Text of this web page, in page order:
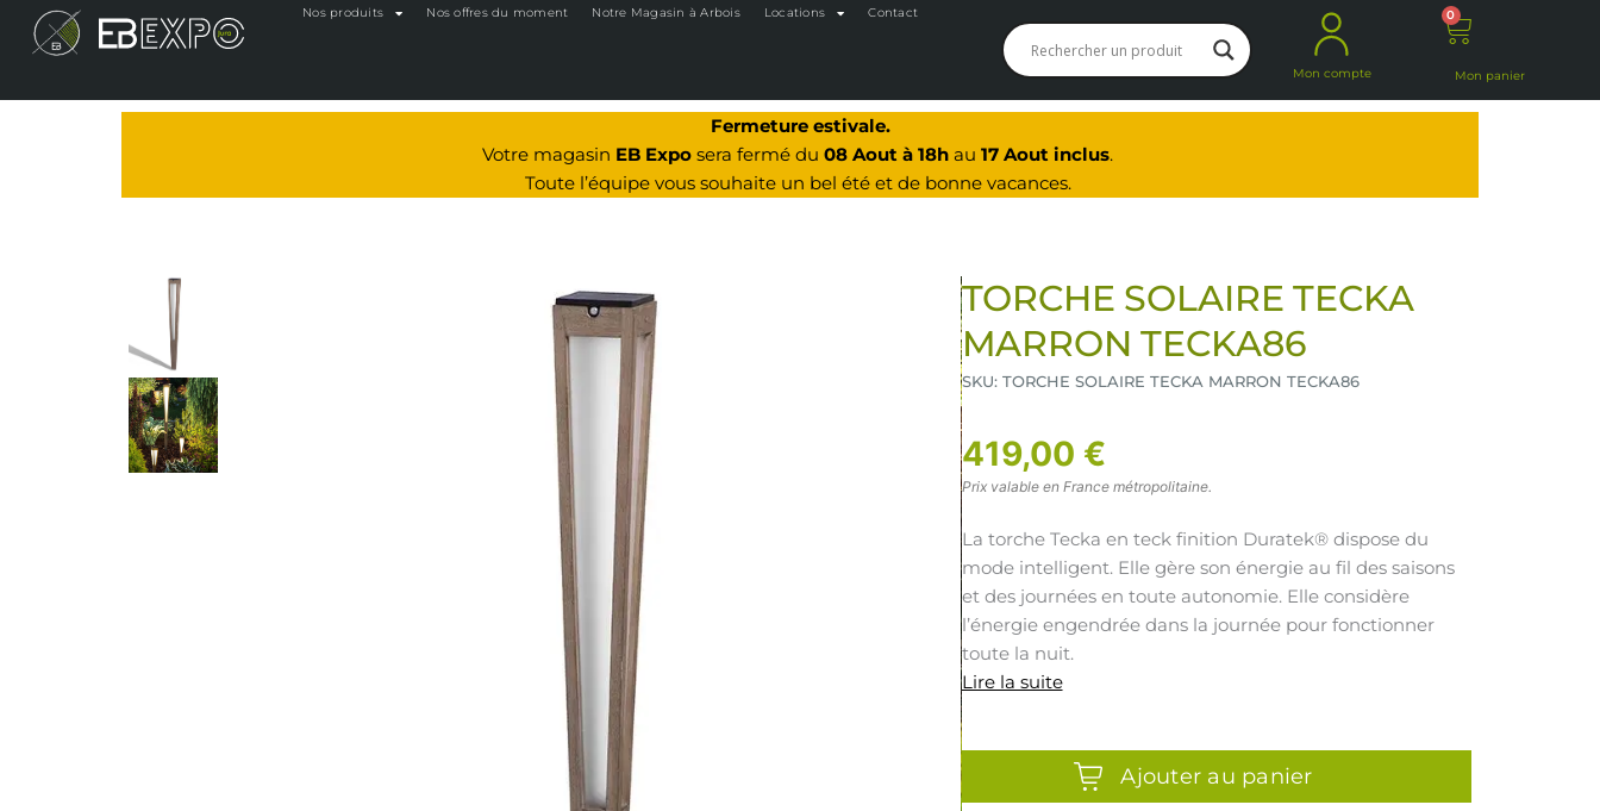
Nos produits Nos offres du moment Notre Magasin à Arbois Locations Contact
Mon compte
0
Panier
Mon panier
Fermeture estivale.
Votre magasin EB Expo sera fermé du 08 Aout à 18h au 17 Aout inclus.
Toute l’équipe vous souhaite un bel été et de bonne vacances.
TORCHE SOLAIRE TECKA
MARRON TECKA86
SKU: TORCHE SOLAIRE TECKA MARRON TECKA86
419,00 €
Prix valable en France métropolitaine.
La torche Tecka en teck finition Duratek® dispose du
mode intelligent. Elle gère son énergie au fil des saisons
et des journées en toute autonomie. Elle considère
l’énergie engendrée dans la journée pour fonctionner
toute la nuit.
Lire la suite
quantité
de
TORCHE
SOLAIRE
Ajouter au panier